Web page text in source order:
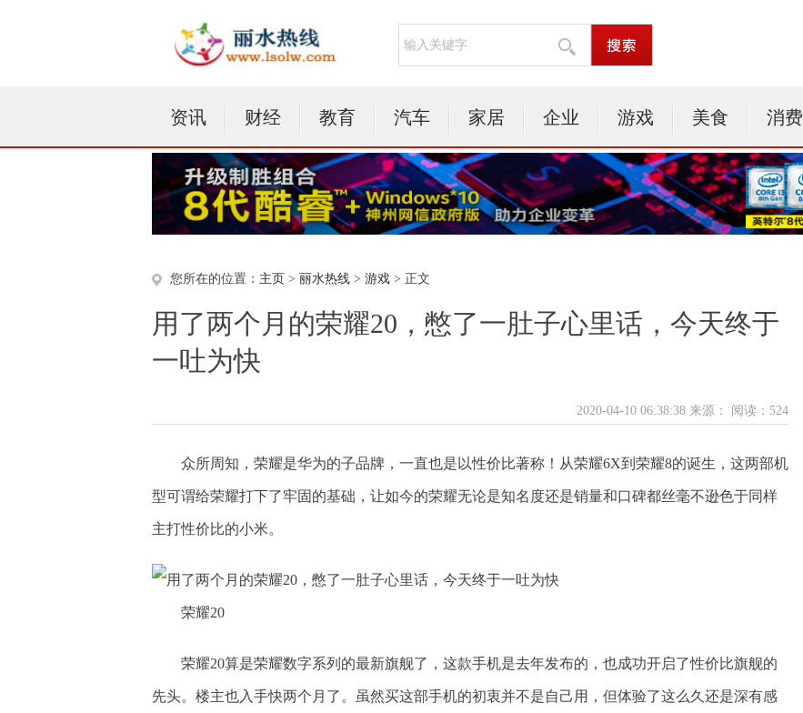
资讯 财经 教育 汽车 家居 企业 游戏 美食 消费
您所在的位置： 主页 > 丽水热线 > 游戏 > 正文
用了两个月的荣耀20，憋了一肚子心里话，今天终于
一吐为快
2020-04-10 06:38:38 来源： 阅读：524
众所周知，荣耀是华为的子品牌，一直也是以性价比著称！从荣耀6X到荣耀8的诞生，这两部机
型可谓给荣耀打下了牢固的基础，让如今的荣耀无论是知名度还是销量和口碑都丝毫不逊色于同样
主打性价比的小米。
荣耀20
荣耀20算是荣耀数字系列的最新旗舰了，这款手机是去年发布的，也成功开启了性价比旗舰的
先头。楼主也入手快两个月了。虽然买这部手机的初衷并不是自己用，但体验了这么久还是深有感